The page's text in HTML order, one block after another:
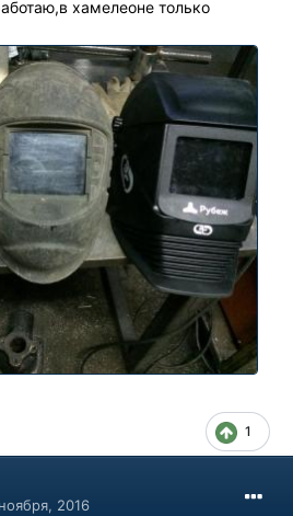
хамелеоне только
1
2016